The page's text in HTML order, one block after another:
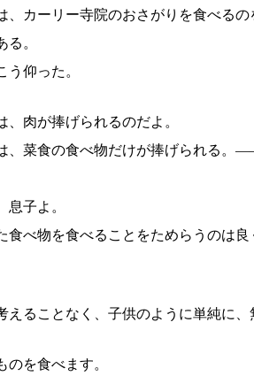
カーリー寺院のおさがりを食べる
。
仰った。
、肉が捧げられるのだよ。
、菜食の食べ物だけが捧げられる。
子よ。
べ物を食べることをためらうのは良
ることなく、子供のように単純に、
のを食べます。